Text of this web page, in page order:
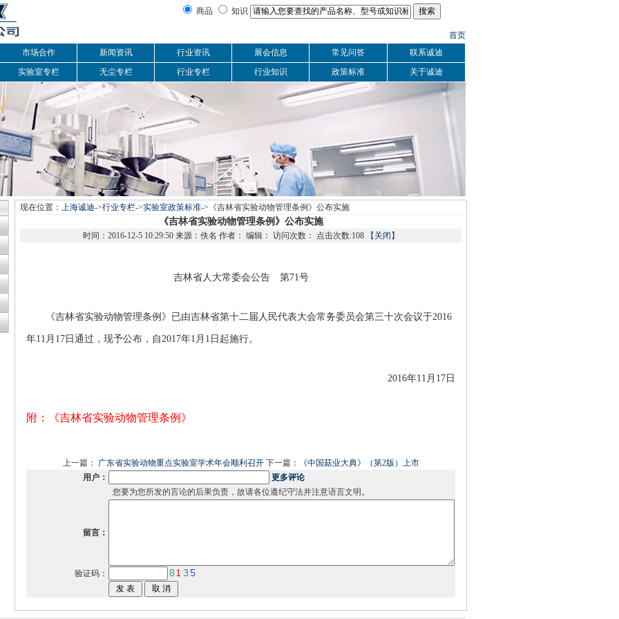
商品 知识
首页
市场合作
新闻资讯 行业资讯 展会信息 常见问答
联系诚迪
实验室专栏
无尘专栏 行业专栏 行业知识 政策标准 关于诚迪
现在位置： 上海诚迪->行业专栏->实验室政策标准->《吉林省实验动物管理条例》公布实施
《吉林省实验动物管理条例》公布实施
时间：2016-12-5 10:29:50 来源：佚名 作者： 编辑： 访问次数： 点击次数:108 【 关闭 】
吉林省人大常委会公告第71号
《吉林省实验动物管理条例》已由吉林省第十二届人民代表大会常务委员会第三十次会议于2016
年11月17日通过，现予公布，自2017年1月1日起施行。
2016年11月17日
附： 《吉林省实验动物管理条例》
上一篇： 广东省实验动物重点实验室学术年会顺利召开下一篇：
《中国菇业大典》（第2版）上市
用户：
更多评论
您要为您所发的言论的后果负责，故请各位遵纪守法并注意语言文明。
留言：
验证码：